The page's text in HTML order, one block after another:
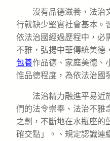
沒有品德滋養，法治
行就缺少堅實社會基本。
依法治國經過歷程中，必
不雅，弘揚中華傳統美德
包養作品德、家庭美德、
惟品德程度，為依法治國
法治精力融進平易近
們的法令崇奉、法治不雅
之劍，不斷地在水瓶座的
確交點」。、規定認識連